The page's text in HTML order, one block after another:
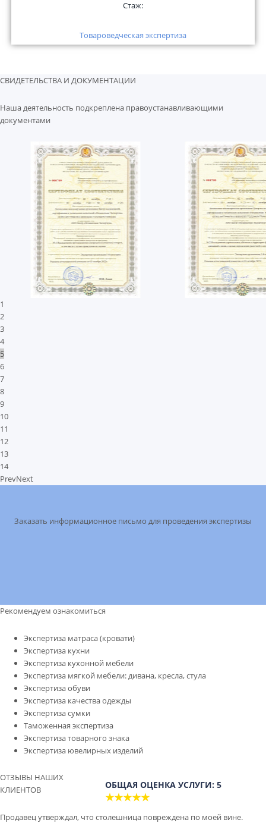
Стаж:
Товароведческая экспертиза
СВИДЕТЕЛЬСТВА И ДОКУМЕНТАЦИИ
Наша деятельность подкреплена правоустанавливающими
документами
1
2
3
4
5
6
7
8
9
10
11
12
13
14
PrevNext
Заказать информационное письмо для проведения экспертизы
Рекомендуем ознакомиться
Экспертиза матраса (кровати)
Экспертиза кухни
Экспертиза кухонной мебели
Экспертиза мягкой мебели: дивана, кресла, стула
Экспертиза обуви
Экспертиза качества одежды
Экспертиза сумки
Таможенная экспертиза
Экспертиза товарного знака
Экспертиза ювелирных изделий
ОТЗЫВЫ НАШИХ
КЛИЕНТОВ
ОБЩАЯ ОЦЕНКА УСЛУГИ: 5
★★★★★
Продавец утверждал, что столешница повреждена по моей вине.